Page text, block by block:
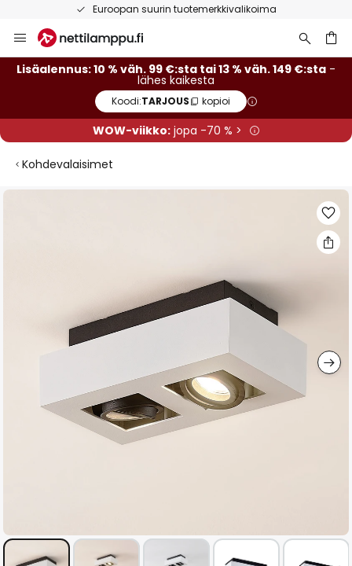
Euroopan suurin tuotemerkkivalikoima
to
Content
Lisäalennus: 10 % väh. 99 €:sta tai 13 % väh. 149 €:sta -
lähes kaikesta
Koodi:TARJOUS kopioi
WOW-viikko:jopa -70 % >
Kohdevalaisimet
Skip